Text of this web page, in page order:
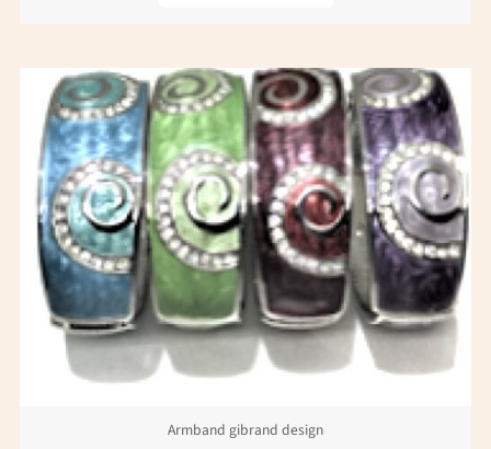
Armband gibrand design
Den
här
produkten
har
flera
varianter.
De
olika
alternativen
kan
på